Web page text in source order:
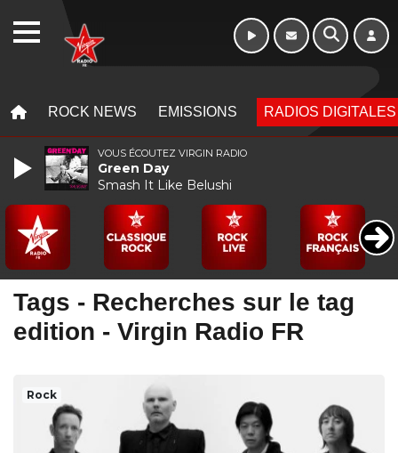
ROCK NEWS EMISSIONS RADIOS DIGITALES
Tags - Recherches sur le tag
edition - Virgin Radio FR
Rock
VOUS ÉCOUTEZ VIRGIN RADIO
Green Day
Smash It Like Belushi
WEBRADIO Week-end de 16h
à 20h